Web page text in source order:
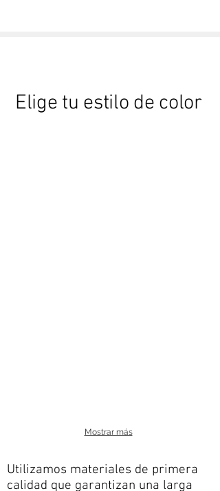
Elige tu estilo de color
Mostrar más
Utilizamos materiales de primera
calidad que garantizan una larga